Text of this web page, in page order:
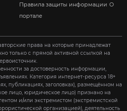
Правила защиты информации О
портале
права на которые принадлежат
только с прямой активной ссылкой на
за достоверность информации,
Категория интернет-ресурса 18+
публикациях, заголовках), размещённом на
лицо, юридическое лицо) признано на
и/или экстремистом (экстремистской
организацией), деятельность